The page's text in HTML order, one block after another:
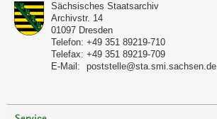
Sächsisches Staatsarchiv
Archivstr. 14
01097 Dresden
Telefon: +49 351 89219-710
Telefax: +49 351 89219-709
E-Mail:
poststelle@sta.smi.sachsen.de